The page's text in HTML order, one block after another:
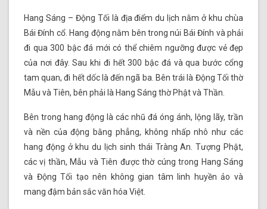
Hang Sáng – Động Tối là địa điểm du lịch nằm ở khu chùa
Bái Đính cổ. Hang động nằm bên trong núi Bái Đính và phải
đi qua 300 bậc đá mới có thể chiêm ngưỡng được vẻ đẹp
của nơi đây. Sau khi đi hết 300 bậc đá và qua bước cổng
tam quan, đi hết dốc là đến ngã ba. Bên trái là Động Tối thờ
Mẫu và Tiên, bên phải là Hang Sáng thờ Phật và Thần.
Bên trong hang động là các nhũ đá óng ánh, lộng lãy, trần
và nền của động bằng phẳng, không nhấp nhô như các
hang động ở khu du lịch sinh thái Tràng An. Tượng Phật,
các vị thần, Mẫu và Tiên được thờ cúng trong Hang Sáng
và Động Tối tạo nên không gian tâm linh huyền ảo và
mang đậm bản sắc văn hóa Việt.